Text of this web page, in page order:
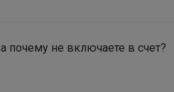
почему не включаете в счет?